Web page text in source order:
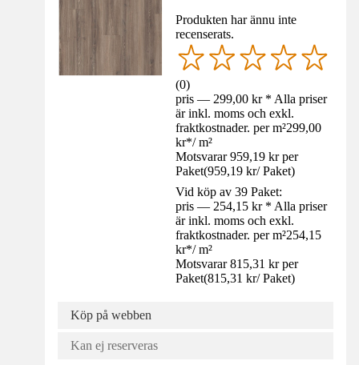
Produkten har ännu inte
recenserats.
(0)
pris — 299,00 kr * Alla priser
är inkl. moms och exkl.
fraktkostnader. per m²299,00
kr*/ m²
Motsvarar 959,19 kr per
Paket(959,19 kr/ Paket)
Vid köp av 39 Paket:
pris — 254,15 kr * Alla priser
är inkl. moms och exkl.
fraktkostnader. per m²254,15
kr*/ m²
Motsvarar 815,31 kr per
Paket(815,31 kr/ Paket)
Köp på webben
Kan ej reserveras